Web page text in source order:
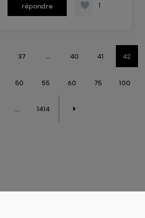
répondre 1
37 40 41 42
50 55 60 75 100
1414